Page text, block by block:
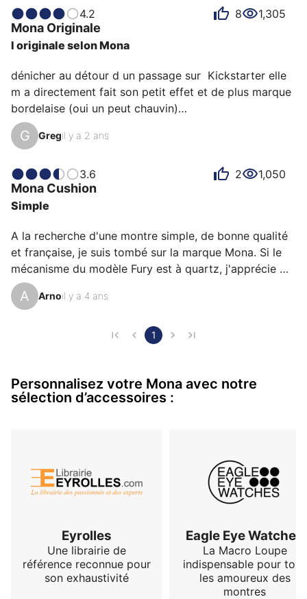
rend Mona unique aux yeux de ses possesseurs.
Certains la décrivent comme belle, d'autres comme
efficace ou attachante et chacun a des raisons
personnelles d’aimer sa Mona pour son rapport
qualité-prix, son design ou encore son confort.
4.2 8 1,305
Mona Originale
l originale selon Mona
dénicher au détour d un passage sur  Kickstarter elle
m a directement fait son petit effet et de plus marque
bordelaise (oui un peut chauvin)
étant plus habitue aux plongeuses je souhaitais une
montre habillée mais pas trop qui sorte un peut du
lors du lancement un  tarif plus que correct pour un
petit sellitta sw100 (600euros)
montre minimaliste au premier abord mais il n en ai
plein de petits détails fait que l on s y attache
rapidement
sa taille de 39mm en fait une""passe partout"" avec
son a…
G Gregil y a 2 ans
3.6 2 1,050
Mona Cushion
Simple
A la recherche d'une montre simple, de bonne qualité
et française, je suis tombé sur la marque Mona. Si le
mécanisme du modèle Fury est à quartz, j'apprécie
particulièrement le design épurée et le travail sur le
boitier. Achetée neuve je la porte régulièrement et je
A Arnoil y a 4 ans
1
Personnalisez votre Mona avec notre
sélection d’accessoires :
Eyrolles
Une librairie de
référence reconnue pour
son exhaustivité
Eagle Eye Watches
La Macro Loupe
indispensable pour tous
les amoureux des
montres